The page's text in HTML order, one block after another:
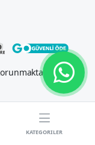

KATEGORILER